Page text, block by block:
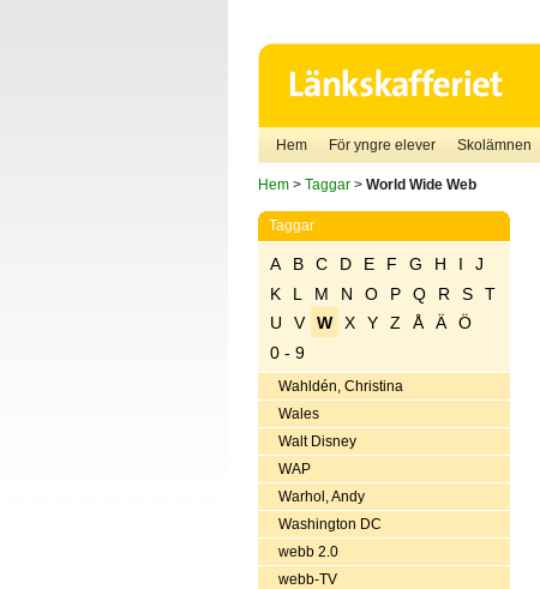
Hem För yngre elever Skolämnen
Hem> Taggar> World Wide Web
Taggar
A B C D E F G H I
J
K
L M N O P Q R S
T
U
V W X Y Z Å Ä
Ö
0 - 9
Wahldén, Christina
Wales
Walt Disney
WAP
Warhol, Andy
Washington DC
webb 2.0
webb-TV